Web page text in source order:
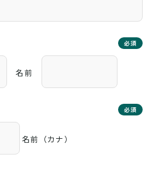
必須
名前
必須
名前（カナ）